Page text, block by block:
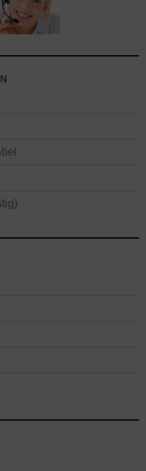
an unserer unabhängigen